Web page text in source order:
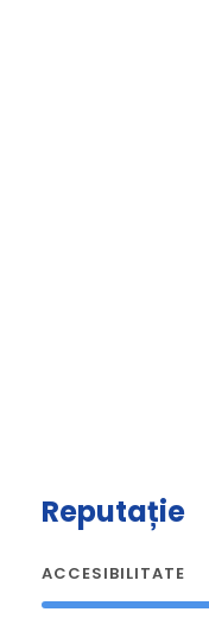
Reputație
ACCESIBILITATE